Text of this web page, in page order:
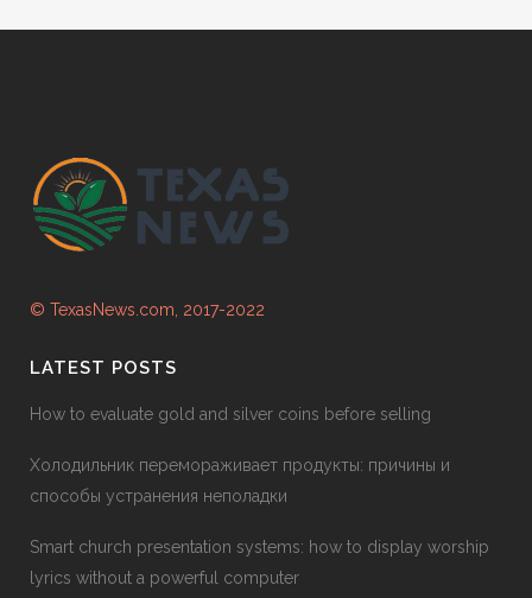
© TexasNews.com, 2017-2022
LATEST POSTS
How to evaluate gold and silver coins before selling
Холодильник перемораживает продукты: причины и
способы устранения неполадки
Smart church presentation systems: how to display worship
lyrics without a powerful computer